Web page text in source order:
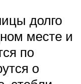
долго
месте и
по
о